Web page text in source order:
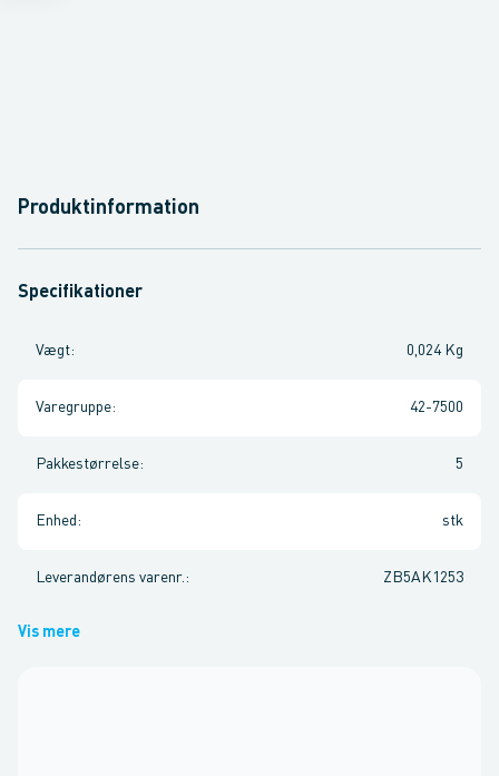
Produktinformation
Specifikationer
Vægt: 0,024 Kg
Varegruppe: 42-7500
Pakkestørrelse: 5
Enhed : stk
Leverandørens varenr. : ZB5AK1253
Vis mere